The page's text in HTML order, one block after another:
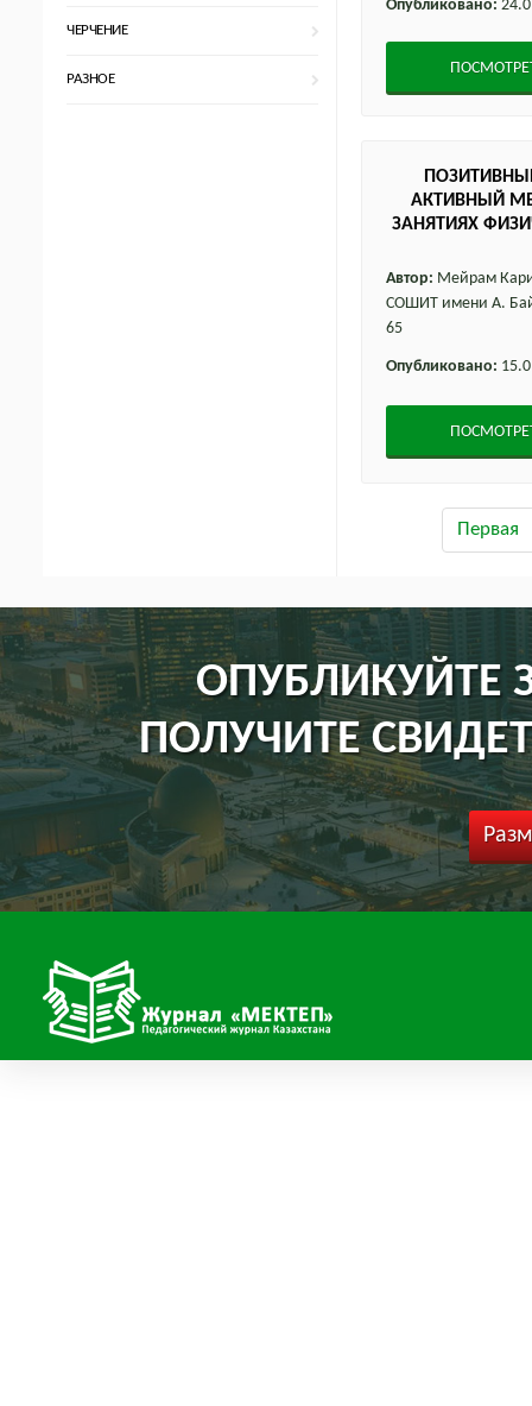
ЧЕРЧЕНИЕ
РАЗНОЕ
Опубликовано:
АКТИВНЫЙ
ЗАНЯТИЯХ
Автор: Мейрам
СОШИТ имени А.
65
Опубликовано:
Первая
ОПУБЛИКУЙТЕ
ПОЛУЧИТЕ